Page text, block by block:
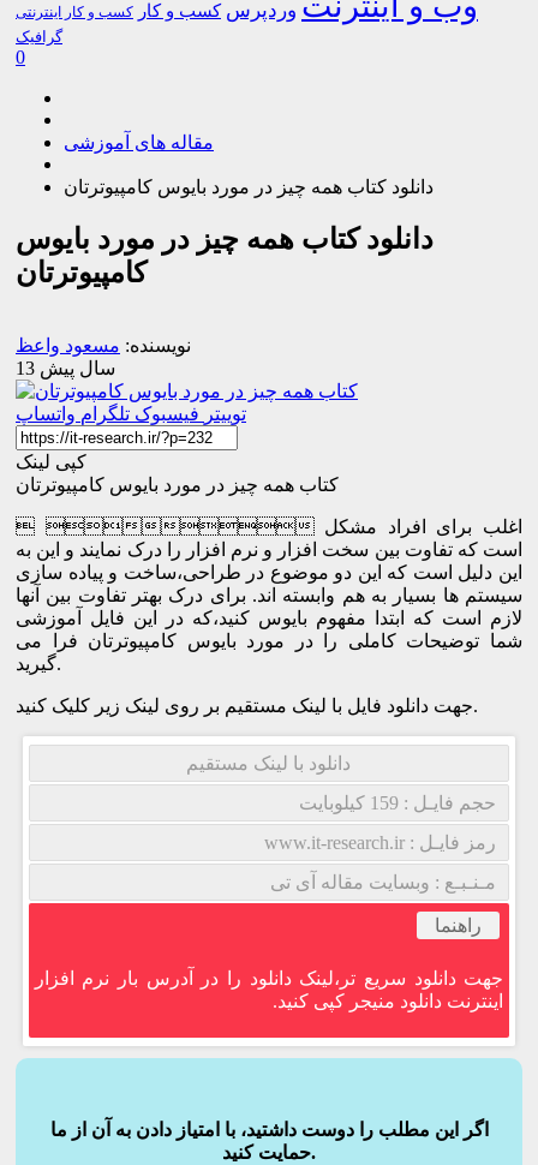
وردپرس کسب و کار کسب و کار اینترنتی
گرافیک
0
مقاله های آموزشی
دانلود کتاب همه چیز در مورد بایوس کامپیوترتان
دانلود کتاب همه چیز در مورد بایوس
کامپیوترتان
نویسنده: مسعود واعظ
13 سال پیش
توییتر فیسبوک تلگرام واتساپ
کپی لینک
کتاب همه چیز در مورد بایوس کامپیوترتان
  اغلب برای افراد مشکل
است که تفاوت بین سخت افزار و نرم افزار را درک نمایند و این به
این دلیل است که این دو موضوع در طراحی،ساخت و پیاده سازی
سیستم ها بسیار به هم وابسته اند. برای درک بهتر تفاوت بین آنها
لازم است که ابتدا مفهوم بایوس کنید،که در این فایل آموزشی
شما توضیحات کاملی را در مورد بایوس کامپیوترتان فرا می
گیرید.
جهت دانلود فایل با لینک مستقیم بر روی لینک زیر کلیک کنید.
دانلود با لینک مستقیم
حجم فایـل : 159 کیلوبایت
رمز فایـل : www.it-research.ir
مـنـبـع : وبسایت مقاله آی تی
راهنما
جهت دانلود سریع تر،لینک دانلود را در آدرس بار نرم افزار
اینترنت دانلود منیجر کپی کنید.
اگر این مطلب را دوست داشتید، با امتیاز دادن به آن از ما
حمایت کنید.